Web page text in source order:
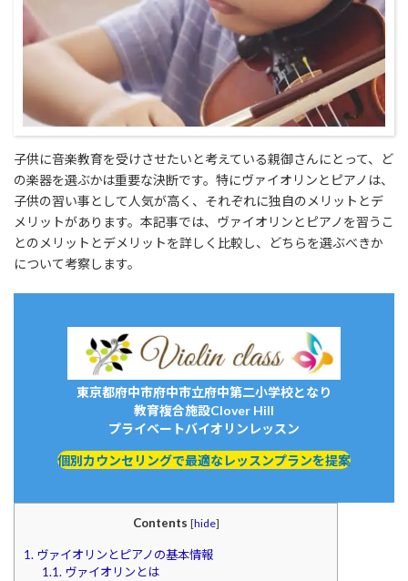
子供に音楽教育を受けさせたいと考えている親御さんにとって、ど
の楽器を選ぶかは重要な決断です。特にヴァイオリンとピアノは、
子供の習い事として人気が高く、それぞれに独自のメリットとデ
メリットがあります。本記事では、ヴァイオリンとピアノを習うこ
とのメリットとデメリットを詳しく比較し、どちらを選ぶべきか
について考察します。
東京都府中市府中市立府中第二小学校となり
教育複合施設Clover Hill
プライベートバイオリンレッスン
個別カウンセリングで最適なレッスンプランを提案
Contents [hide]
1. ヴァイオリンとピアノの基本情報
1.1.ヴァイオリンとは